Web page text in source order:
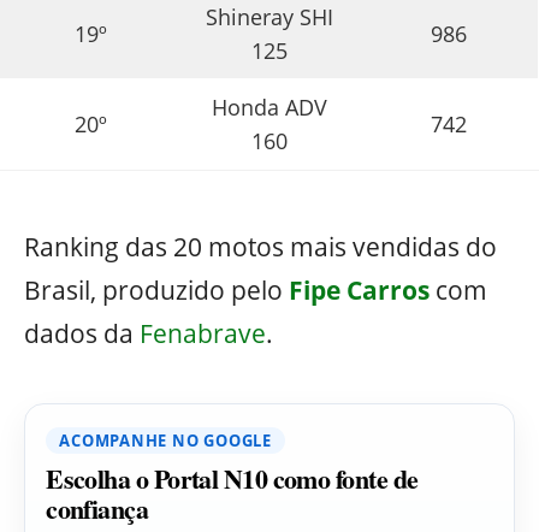
19º
Shineray SHI
125
986
20º
Honda ADV
160
742
Ranking das 20 motos mais vendidas do
Brasil, produzido pelo Fipe Carros com
dados da Fenabrave.
ACOMPANHE NO GOOGLE
Escolha o Portal N10 como fonte de
confiança